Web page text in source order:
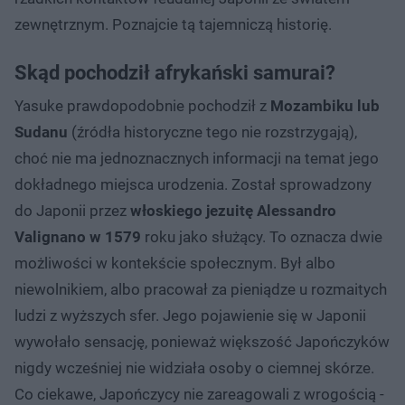
zewnętrznym. Poznajcie tą tajemniczą historię.
Skąd pochodził afrykański samurai?
Yasuke prawdopodobnie pochodził z Mozambiku lub
Sudanu (źródła historyczne tego nie rozstrzygają),
choć nie ma jednoznacznych informacji na temat jego
dokładnego miejsca urodzenia. Został sprowadzony
do Japonii przez włoskiego jezuitę Alessandro
Valignano w 1579 roku jako służący. To oznacza dwie
możliwości w kontekście społecznym. Był albo
niewolnikiem, albo pracował za pieniądze u rozmaitych
ludzi z wyższych sfer. Jego pojawienie się w Japonii
wywołało sensację, ponieważ większość Japończyków
nigdy wcześniej nie widziała osoby o ciemnej skórze.
Co ciekawe, Japończycy nie zareagowali z wrogością -